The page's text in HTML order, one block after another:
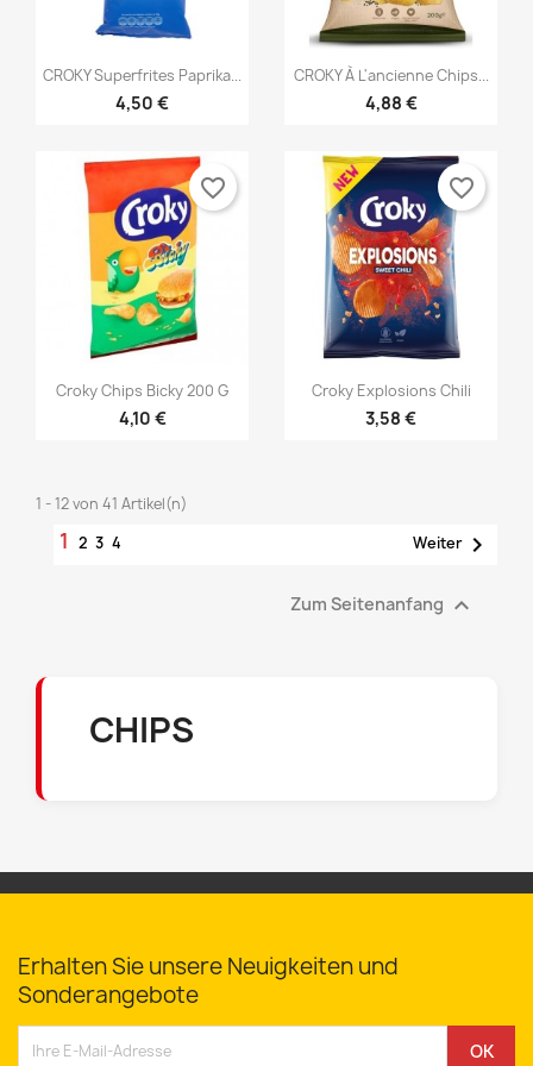
Vorschau
CROKY Superfrites Paprika...
4,50 €
Vorschau
CROKY À L'ancienne Chips...
4,88 €
Vorschau
Croky Chips Bicky 200 G
4,10 €
favorite_border
Vorschau
Croky Explosions Chili
3,58 €
favorite_border
1 - 12 von 41 Artikel(n)
1 23 4 Weiter
Zum Seitenanfang 
CHIPS
Erhalten Sie unsere Neuigkeiten und
Sonderangebote